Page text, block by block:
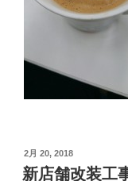
投
稿
2月 20, 2018
新店舗改装